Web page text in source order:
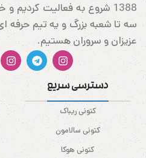
1388 شروع به فعالیت کردیم و
سه تا شعبه بزرگ و یه تیم
عزیزان و سروران هستیم.
دسترسی سریع
کتونی ریباک
کتونی سالامون
کتونی هوکا